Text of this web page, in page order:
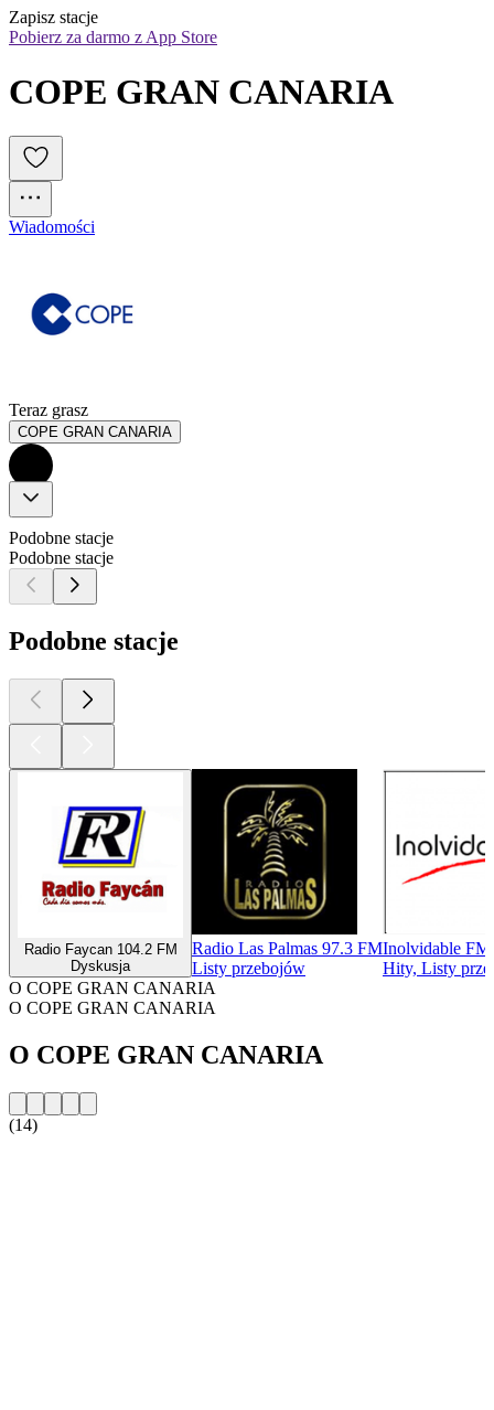
Zapisz stacje
Pobierz za darmo z App Store
COPE GRAN CANARIA
Wiadomości
Teraz grasz
COPE GRAN CANARIA
Podobne stacje
Podobne stacje
Podobne stacje
Radio Faycan 104.2 FM
Dyskusja
Radio Las Palmas 97.3 FM
Listy przebojów
Inolvidable FM
Hity, Listy
O COPE GRAN CANARIA
O COPE GRAN CANARIA
O COPE GRAN CANARIA
(14)